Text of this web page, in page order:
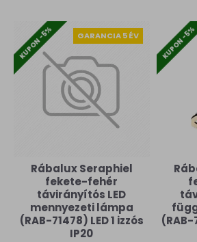
GARANCIA 5 ÉV
KUPON -5%
Rábalux Seraphiel
fekete-fehér
távirányítós LED
mennyezeti lámpa
(RAB-71478) LED 1 izzós
IP20
KUPON -5%
(RAB-